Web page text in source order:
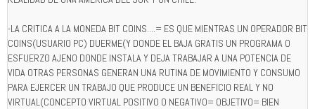
-LA CRITICA A LA MONEDA BIT COINS....= ES QUE MIENTRAS UN OPERADOR BIT
COINS(USUARIO PC) DUERME(Y DONDE EL BAJA GRATIS UN PROGRAMA O
ESFUERZO AJENO DONDE INSTALA Y DEJA TRABAJAR A UNA POTENCIA DE
VIDA OTRAS PERSONAS GENERAN UNA RUTINA DE MOVIMIENTO Y CONSUMO
PARA EJERCER UN TRABAJO QUE PRODUCE UN BENEFICIO REAL Y NO
VIRTUAL(CONCEPTO VIRTUAL POSITIVO O NEGATIVO= OBJETIVO= BIEN